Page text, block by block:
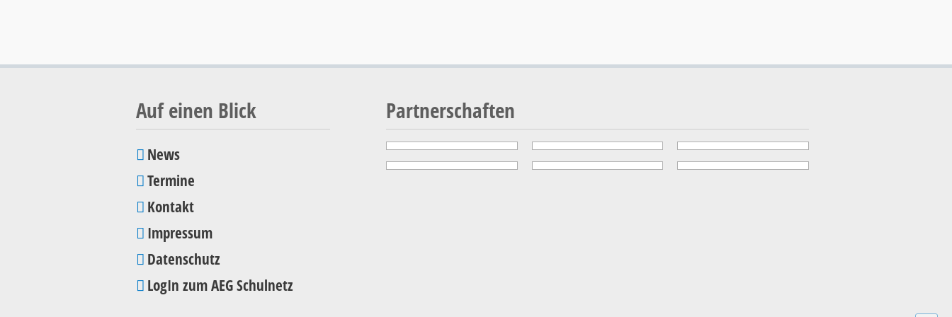
Auf einen Blick
Navigation
überspringen
News
Termine
Kontakt
Impressum
Datenschutz
LogIn zum AEG Schulnetz
Partnerschaften